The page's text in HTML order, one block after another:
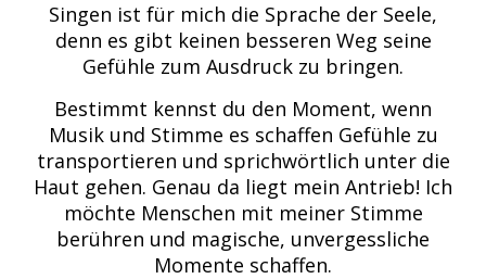
Singen ist für mich die Sprache der Seele,
denn es gibt keinen besseren Weg seine
Gefühle zum Ausdruck zu bringen.
Bestimmt kennst du den Moment, wenn
Musik und Stimme es schaffen Gefühle zu
transportieren und sprichwörtlich unter die
Haut gehen. Genau da liegt mein Antrieb! Ich
möchte Menschen mit meiner Stimme
berühren und magische, unvergessliche
Momente schaffen.